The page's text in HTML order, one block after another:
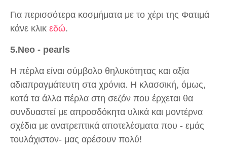
Για περισσότερα κοσμήματα με το χέρι της Φατιμά
κάνε κλικ εδώ.
5.Νeo - pearls
Η πέρλα είναι σύμβολο θηλυκότητας και αξία
αδιαπραγμάτευτη στα χρόνια. Η κλασσική, όμως,
κατά τα άλλα πέρλα στη σεζόν που έρχεται θα
συνδυαστεί με απροσδόκητα υλικά και μοντέρνα
σχέδια με ανατρεπτικά αποτελέσματα που - εμάς
τουλάχιστον- μας αρέσουν πολύ!